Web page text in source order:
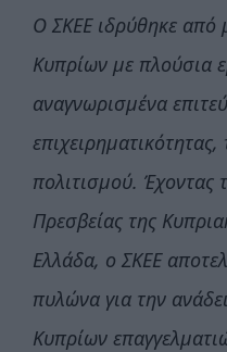
Ο ΣΚΕΕ ιδρύθηκε από
Κυπρίων με πλούσια
αναγνωρισμένα
πολιτισμού. Έχοντας
Πρεσβείας της
Ελλάδα, ο ΣΚΕΕ
πυλώνα για την
Κυπρίων